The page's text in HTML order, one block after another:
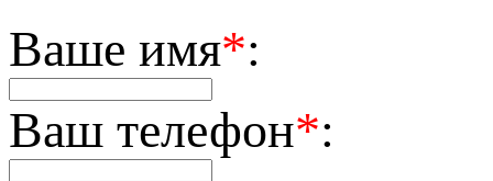
Ваше имя*:
Ваш телефон*: